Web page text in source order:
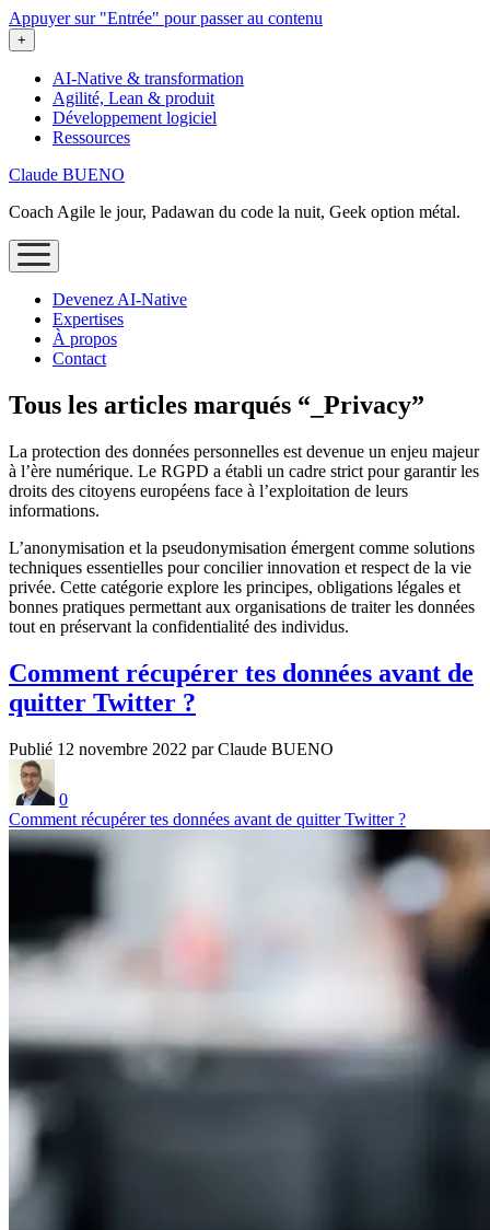
Appuyer sur "Entrée" pour passer au contenu
ouvrir
le
+
AI-Native & transformation
Agilité, Lean & produit
Développement logiciel
Ressources
Claude BUENO
Coach Agile le jour, Padawan du code la nuit, Geek option métal.
ouvrir
le
Devenez AI‑Native
Expertises
À propos
Contact
Tous les articles marqués “_Privacy”
La protection des données personnelles est devenue un enjeu majeur
à l’ère numérique. Le RGPD a établi un cadre strict pour garantir les
droits des citoyens européens face à l’exploitation de leurs
informations.
L’anonymisation et la pseudonymisation émergent comme solutions
techniques essentielles pour concilier innovation et respect de la vie
privée. Cette catégorie explore les principes, obligations légales et
bonnes pratiques permettant aux organisations de traiter les données
tout en préservant la confidentialité des individus.
Comment récupérer tes données avant de
quitter Twitter ?
Publié 12 novembre 2022 par Claude BUENO
0
Comment récupérer tes données avant de quitter Twitter ?